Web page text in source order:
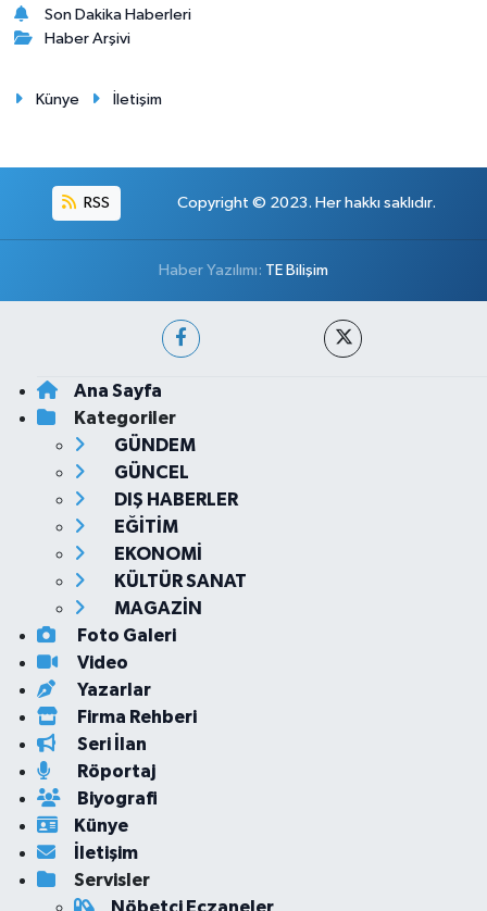
Son Dakika Haberleri
Haber Arşivi
Künye İletişim
RSS Copyright © 2023. Her hakkı saklıdır.
Haber Yazılımı: TE Bilişim
Ana Sayfa
Kategoriler
GÜNDEM
GÜNCEL
DIŞ HABERLER
EĞİTİM
EKONOMİ
KÜLTÜR SANAT
MAGAZİN
Foto Galeri
Video
Yazarlar
Firma Rehberi
Seri İlan
Röportaj
Biyografi
Künye
İletişim
Servisler
Nöbetçi Eczaneler